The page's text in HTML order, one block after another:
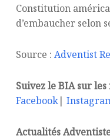
Constitution
d’embaucher selon
Source : Adventist
Suivez le BIA sur
Facebook|
Actualités